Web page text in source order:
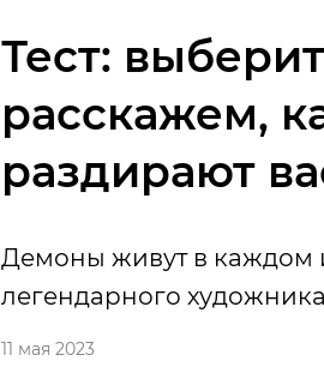
Тест:
расскажем,
раздирают
Демоны живут в каждом
легендарного
11 мая 2023